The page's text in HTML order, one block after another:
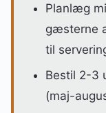
Planlæg
gæsterne
til
Bestil 2-3
(maj-